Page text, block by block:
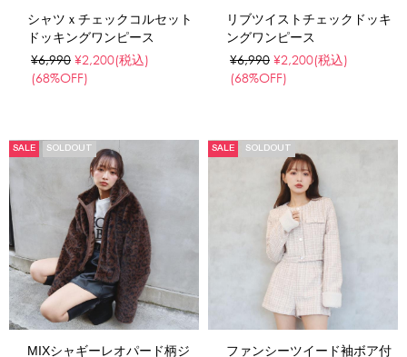
シャツｘチェックコルセット
ドッキングワンピース
¥6,990 ¥2,200(税込)
(68%OFF)
リブツイストチェックドッキ
ングワンピース
¥6,990 ¥2,200(税込)
(68%OFF)
SALE SOLDOUT
MIXシャギーレオパード柄ジ
SALE SOLDOUT
ファンシーツイード袖ボア付